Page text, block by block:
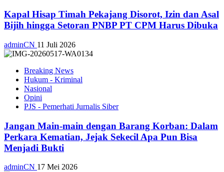
Kapal Hisap Timah Pekajang Disorot, Izin dan Asal
Bijih hingga Setoran PNBP PT CPM Harus Dibuka
adminCN 11 Juli 2026
Breaking News
Hukum - Kriminal
Nasional
Opini
PJS - Pemerhati Jurnalis Siber
Jangan Main-main dengan Barang Korban: Dalam
Perkara Kematian, Jejak Sekecil Apa Pun Bisa
Menjadi Bukti
adminCN 17 Mei 2026